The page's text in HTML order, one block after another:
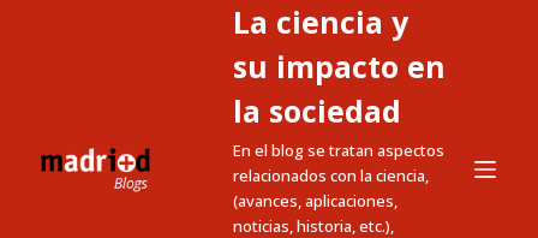
La ciencia y
su impacto en
la sociedad
En el blog se tratan aspectos
relacionados con la ciencia,
(avances, aplicaciones,
noticias, historia, etc.),